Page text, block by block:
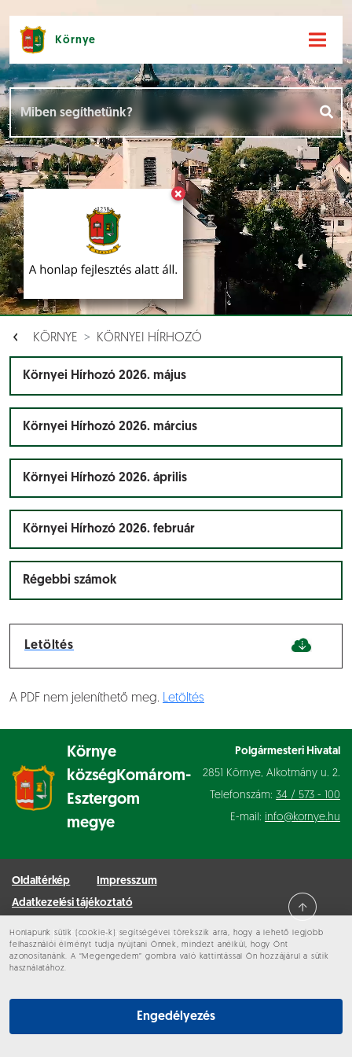
Honlapunk sütik (cookie-k) segítségével törekszik arra, hogy a lehető legjobb
felhasználói élményt tudja nyújtani Önnek, mindezt anélkül, hogy Önt
azonosítanánk. A “Megengedem” gombra való kattintással Ön hozzájárul a sütik
használatához.
Engedélyezés
×
Környe
KÖRNYE KÖRNYEI HÍRHOZÓ
Környei Hírhozó 2026. május
Környei Hírhozó 2026. március
Környei Hírhozó 2026. április
Környei Hírhozó 2026. február
Régebbi számok
Letöltés
A PDF nem jeleníthető meg. Letöltés
Környe
községKomárom-
Esztergom
megye
Polgármesteri Hivatal
2851 Környe, Alkotmány u. 2.
Telefonszám: 34 / 573 - 100
E-mail: info@kornye.hu
Oldaltérkép
Impresszum
Adatkezelési tájékoztató
Minden jog fenntartva © 2026 Környe
Hírek [
Események []
Dokumentumok []
Aloldalak [ ]